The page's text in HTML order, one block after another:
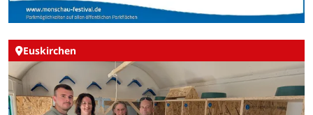
Euskirchen